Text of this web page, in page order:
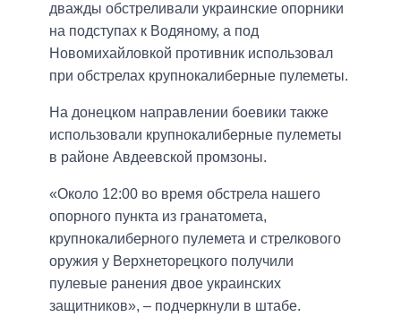
дважды обстреливали украинские опорники
на подступах к Водяному, а под
Новомихайловкой противник использовал
при обстрелах крупнокалиберные пулеметы.
На донецком направлении боевики также
использовали крупнокалиберные пулеметы
в районе Авдеевской промзоны.
«Около 12:00 во время обстрела нашего
опорного пункта из гранатомета,
крупнокалиберного пулемета и стрелкового
оружия у Верхнеторецкого получили
пулевые ранения двое украинских
защитников», – подчеркнули в штабе.